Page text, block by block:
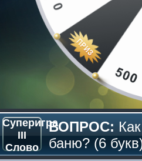
Суперигра
III
Слово
ВОПРОС:
баню? (6